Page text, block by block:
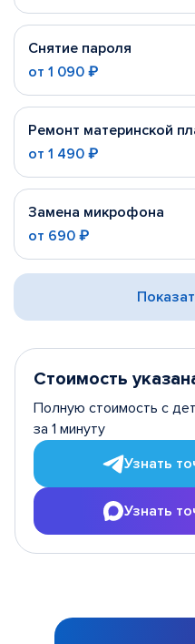
Снятие пароля
от 1 090 ₽
Ремонт материнской
от 1 490 ₽
Замена микрофона
от 690 ₽
Стоимость
Полную стоимость с
за 1 минуту
Узнать
Узнать